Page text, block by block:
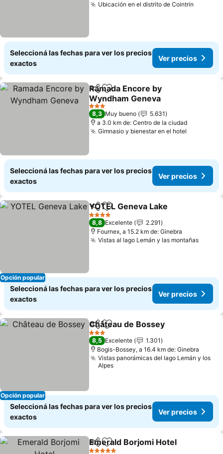
Ubicación en el distrito de Cointrin
Seleccioná las fechas para ver los precios
exactos
Ver precios
CompartirAñadir a favoritos
Ramada Encore by
Wyndham Geneva
3 Estrellas
8,3 Muy bueno
5.631
a 3.0 km de: Centro de la ciudad
Gimnasio y bienestar en el hotel
Seleccioná las fechas para ver los precios
exactos
Ver precios
Opción popular
Compartir
Añadir a favoritos
YOTEL Geneva Lake
4 Estrellas
8,8 Excelente
2.291
Fournex, a 15.2 km de: Ginebra
Vistas al lago Lemán y las montañas
Seleccioná las fechas para ver los precios
exactos
Ver precios
Opción popular
CompartirAñadir a favoritos
Château de Bossey
3 Estrellas
8,5 Excelente
1.301
Bogis-Bossey, a 16.4 km de: Ginebra
Vistas panorámicas del lago Lemán y los
Alpes
Seleccioná las fechas para ver los precios
exactos
Ver precios
CompartirAñadir a favoritos
Emerald Borjomi Hotel